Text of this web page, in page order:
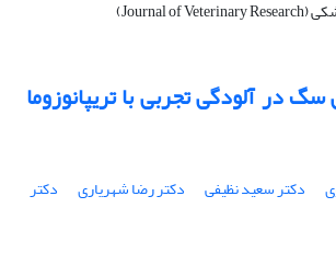
در آلودگی تجربی با تریپانوزوما
دکتر سعید نظیفی دکتر رضا شهریاری دکتر